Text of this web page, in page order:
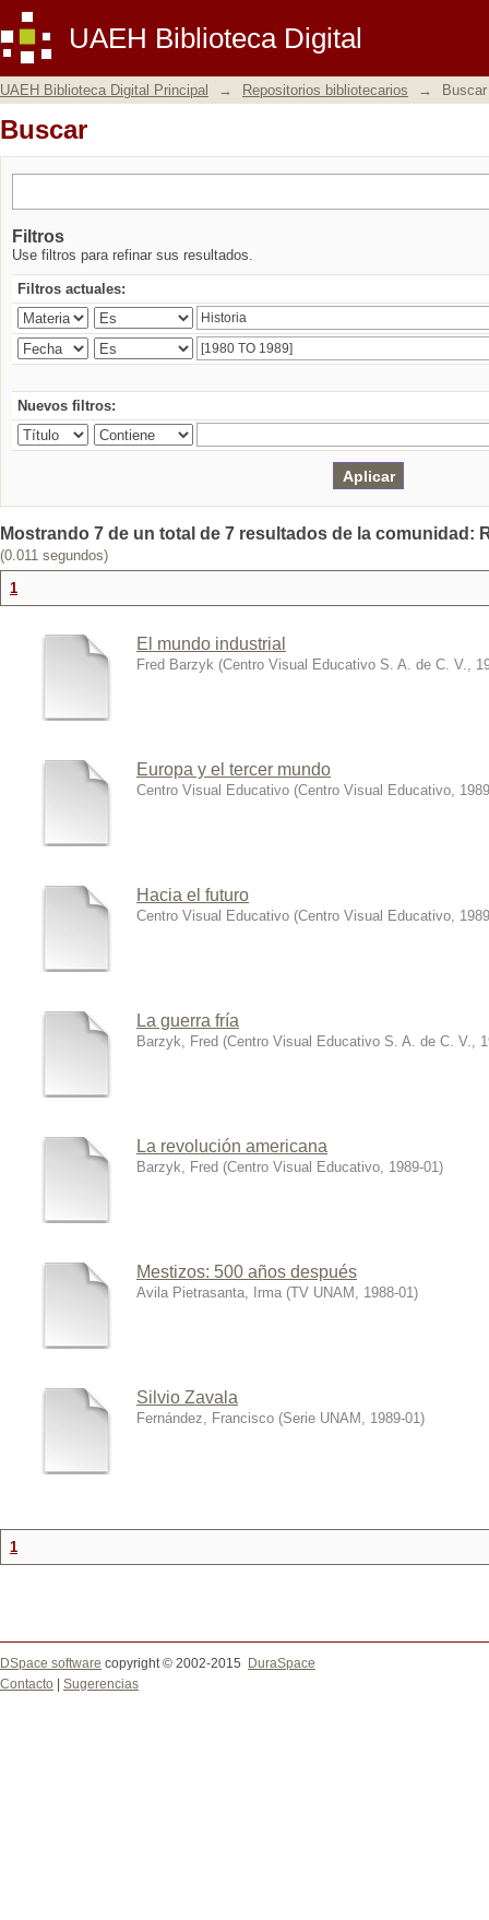
UAEH Biblioteca Digital
Buscar
UAEH Biblioteca Digital Principal → Repositorios bibliotecarios → Buscar
Buscar
Filtros
Use filtros para refinar sus resultados.
Filtros actuales:
Nuevos filtros:
Mostrando 7 de un total de 7 resultados de la comunidad:
(0.011 segundos)
1
El mundo industrial
Fred Barzyk (Centro Visual Educativo S. A. de C. V.,
Europa y el tercer mundo
Centro Visual Educativo (Centro Visual Educativo,
Hacia el futuro
Centro Visual Educativo (Centro Visual Educativo,
La guerra fría
Barzyk, Fred (Centro Visual Educativo S. A. de C. V.,
La revolución americana
Barzyk, Fred (Centro Visual Educativo, 1989-01)
Mestizos: 500 años después
Avila Pietrasanta, Irma (TV UNAM , 1988-01)
Silvio Zavala
Fernández, Francisco (Serie UNAM , 1989-01)
1
DSpace software copyright © 2002-2015
DuraSpace
Contacto
Sugerencias